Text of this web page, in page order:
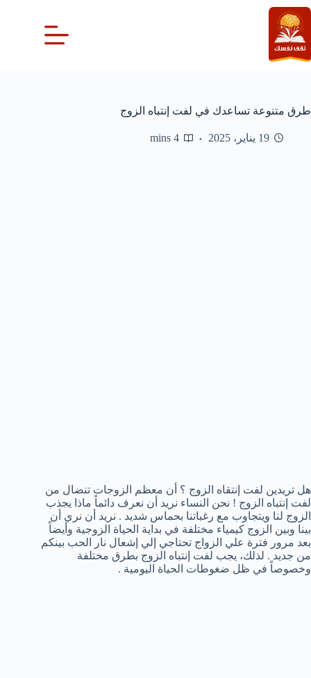
التجاوز
إلى
المحتوى
طرق متنوعة تساعدك في لفت إنتباه الزوج
19 يناير، 2025 4 mins
هل تريدين لفت إنتقاه الزوج ؟ أن معظم الزوجات تنضال من
لفت إنتباه الزوج ! نحن النساء نريد أن نعرف دائماً ماذا يجذب
الزوج لنا ويتجاوب مع رغباتنا بحماس شديد . نريد أن نري أن
بينا وبين الزوج كيمياء مختلفة في بداية الحياة الزوجية وأيضاً
بعد مرور فترة علي الزواج تحتاجي إلي إشعال نار الحب بينكم
من جديد . لذلك، يجب لفت إنتباه الزوج بطرق مختلفة
وخصوصاً في ظل ضغوطات الحياة اليومية .